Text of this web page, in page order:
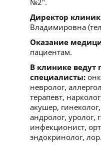
Директор
Владимировна
Оказание
пациентам.
В клинике
специалисты:
невролог,
терапевт,
акушер,
андролог, уролог,
инфекционист,
эндокринолог, лор.